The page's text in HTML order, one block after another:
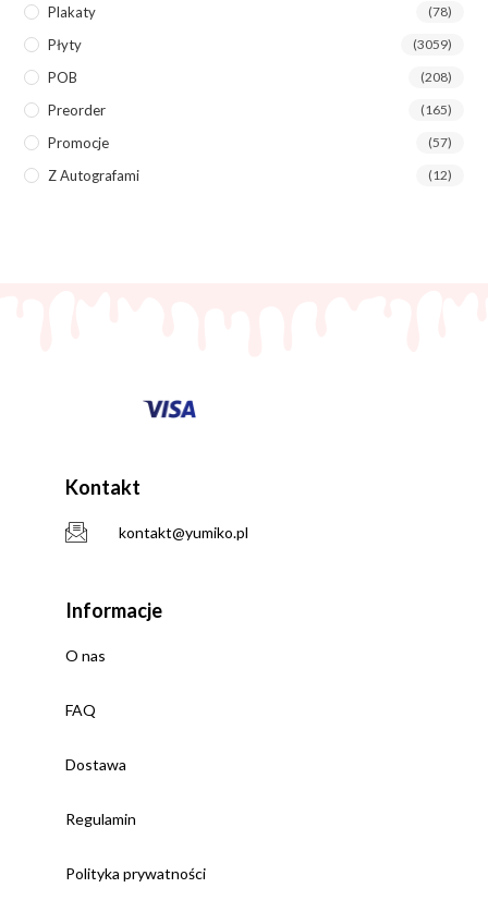
Plakaty (78)
Płyty (3059)
POB (208)
Preorder (165)
Promocje (57)
Z Autografami (12)
Kontakt
kontakt@yumiko.pl
Informacje
O nas
FAQ
Dostawa
Regulamin
Polityka prywatności